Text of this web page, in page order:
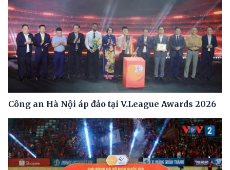
Công an Hà Nội áp đảo tại V.League Awards 2026